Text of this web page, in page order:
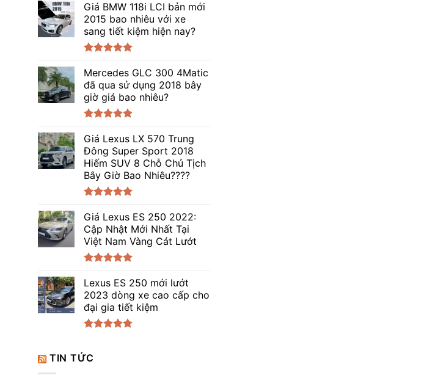
Giá BMW 118i LCI bản mới
2015 bao nhiêu với xe
sang tiết kiệm hiện nay?
hạng5.00
5 sao
Mercedes GLC 300 4Matic
đã qua sử dụng 2018 bây
giờ giá bao nhiêu?
hạng 5.00
5 sao
Giá Lexus LX 570 Trung
Đông Super Sport 2018
Hiếm SUV 8 Chỗ Chủ Tịch
Bây Giờ Bao Nhiêu????
hạng 5.00
5 sao
Giá Lexus ES 250 2022:
Cập Nhật Mới Nhất Tại
Việt Nam Vàng Cát Lướt
hạng5.00
5 sao
Lexus ES 250 mới lướt
2023 dòng xe cao cấp cho
đại gia tiết kiệm
5 sao
TIN TỨC